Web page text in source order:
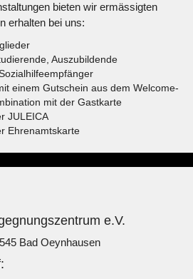
bieten wir ermässigten
erhalten bei uns:
Auszubildende
einem Gutschein aus dem Welcome-
mit der Gastkarte
JULEICA
Ehrenamtskarte
e.V.
Bad Oeynhausen